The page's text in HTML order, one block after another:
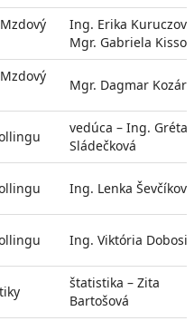
Ing. Erika
Mgr. Gabriela
Mgr. Dagmar
vedúca – Ing. Gréta
Sládečková
Ing. Lenka Ševčíková
Ing. Viktória
štatistika – Zita
Bartošová